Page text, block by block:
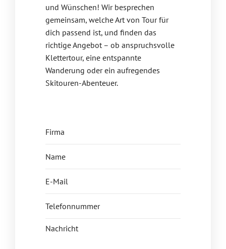
und Wünschen! Wir besprechen
gemeinsam, welche Art von Tour für
dich passend ist, und finden das
richtige Angebot – ob anspruchsvolle
Klettertour, eine entspannte
Wanderung oder ein aufregendes
Skitouren-Abenteuer.